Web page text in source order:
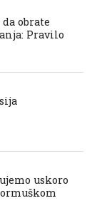
obrate
Pravilo
uskoro